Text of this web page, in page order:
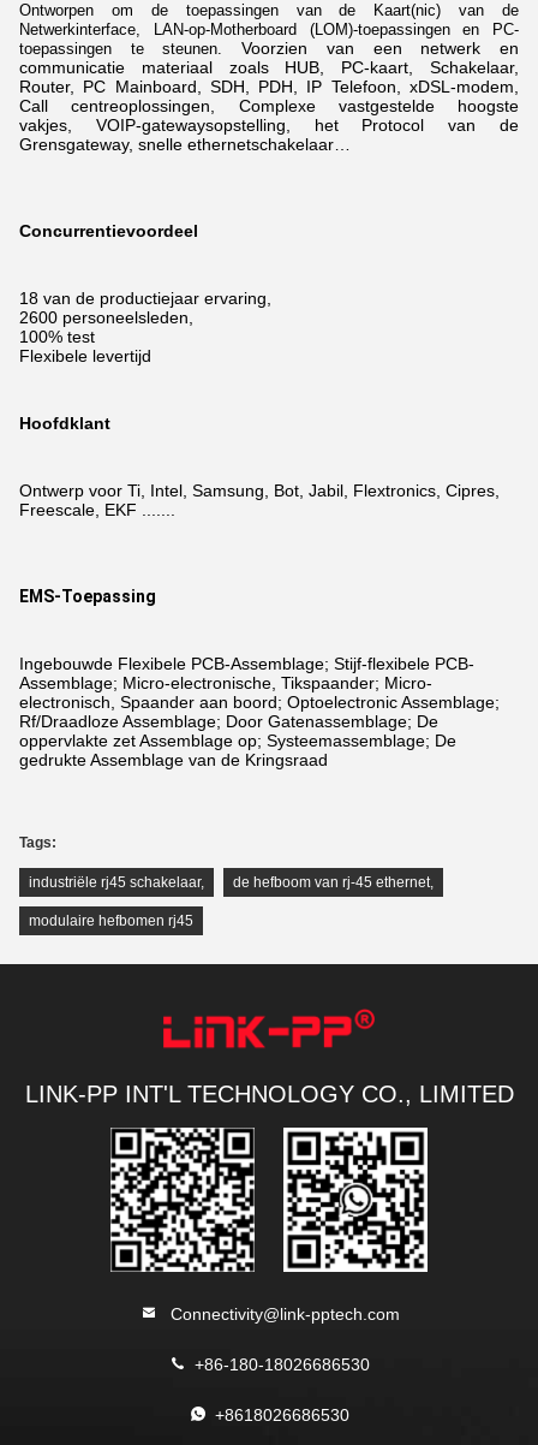
Ontworpen om de toepassingen van de Kaart(nic) van de
Netwerkinterface, LAN-op-Motherboard (LOM)-toepassingen en PC-
toepassingen te steunen.Voorzien van een netwerken
communicatie materiaal zoals HUB, PC-kaart, Schakelaar,
Router, PC Mainboard, SDH, PDH, IP Telefoon, xDSL-modem,
Call centreoplossingen, Complexe vastgestelde hoogste
vakjes, VOIP-gatewaysopstelling, het Protocol van de
Grensgateway, snelle ethernetschakelaar…
Concurrentievoordeel
18 van de productiejaar ervaring,
2600 personeelsleden,
100% test
Flexibele levertijd
Hoofdklant
Ontwerp voor Ti, Intel, Samsung, Bot, Jabil, Flextronics, Cipres,
Freescale, EKF .......
EMS-Toepassing
Ingebouwde Flexibele PCB-Assemblage; Stijf-flexibele PCB-
Assemblage; Micro-electronische, Tikspaander; Micro-
electronisch, Spaander aan boord; Optoelectronic Assemblage;
Rf/Draadloze Assemblage; Door Gatenassemblage; De
oppervlakte zet Assemblage op; Systeemassemblage; De
gedrukte Assemblage van de Kringsraad
Tags:
industriële rj45 schakelaar, de hefboom van rj-45 ethernet,
modulaire hefbomen rj45
LINK-PP INT'L TECHNOLOGY CO., LIMITED
Connectivity@link-pptech.com
+86-180-18026686530
+8618026686530